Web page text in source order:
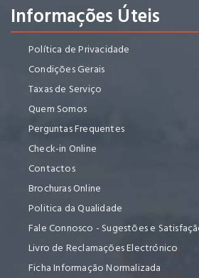
Informações Úteis
Política de Privacidade
Condições Gerais
Taxas de Serviço
Quem Somos
Perguntas Frequentes
Check-in Online
Contactos
Brochuras Online
Politica da Qualidade
Fale Connosco - Sugestões e
Livro de Reclamações Electrónico
Ficha Informação Normalizada